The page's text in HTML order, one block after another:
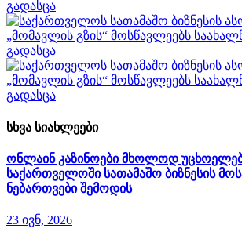
სხვა სიახლეები
ონლაინ კაზინოები მხოლოდ
საქართველოში სათამაშო ბიზნესის
ნებართვები შემოდის
23 ივნ, 2026